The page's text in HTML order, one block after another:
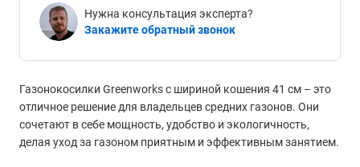
Нужна консультация эксперта?
Закажите обратный звонок
Газонокосилки Greenworks с шириной кошения 41 см – это
отличное решение для владельцев средних газонов. Они
сочетают в себе мощность, удобство и экологичность,
делая уход за газоном приятным и эффективным занятием.